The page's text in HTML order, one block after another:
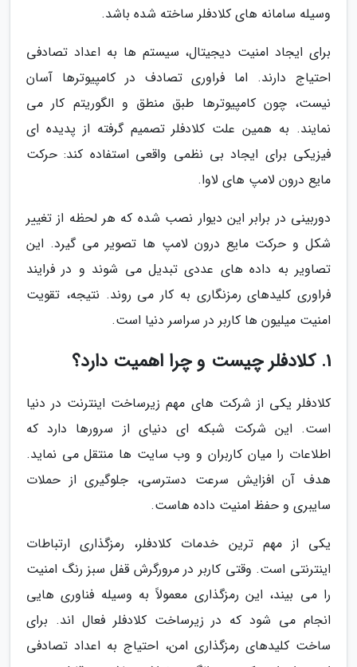
وسیله سامانه های کلادفلر ساخته شده باشد.
برای ایجاد امنیت دیجیتال، سیستم ها به اعداد تصادفی
احتیاج دارند. اما فراوری تصادف در کامپیوترها آسان
نیست، چون کامپیوترها طبق منطق و الگوریتم کار می
نمایند. به همین علت کلادفلر تصمیم گرفته از پدیده ای
فیزیکی برای ایجاد بی نظمی واقعی استفاده کند: حرکت
مایع درون لامپ های لاوا.
دوربینی در برابر این دیوار نصب شده که هر لحظه از تغییر
شکل و حرکت مایع درون لامپ ها تصویر می گیرد. این
تصاویر به داده های عددی تبدیل می شوند و در فرایند
فراوری کلیدهای رمزنگاری به کار می روند. نتیجه، تقویت
امنیت میلیون ها کاربر در سراسر دنیا است.
1. کلادفلر چیست و چرا اهمیت دارد؟
کلادفلر یکی از شرکت های مهم زیرساخت اینترنت در دنیا
است. این شرکت شبکه ای دنیای از سرورها دارد که
اطلاعات را میان کاربران و وب سایت ها منتقل می نماید.
هدف آن افزایش سرعت دسترسی، جلوگیری از حملات
سایبری و حفظ امنیت داده هاست.
یکی از مهم ترین خدمات کلادفلر، رمزگذاری ارتباطات
اینترنتی است. وقتی کاربر در مرورگرش قفل سبز رنگ امنیت
را می بیند، این رمزگذاری معمولاً به وسیله فناوری هایی
انجام می شود که در زیرساخت کلادفلر فعال اند. برای
ساخت کلیدهای رمزگذاری امن، احتیاج به اعداد تصادفی